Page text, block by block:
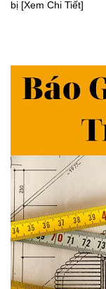
bị [Xem Chi Tiết]